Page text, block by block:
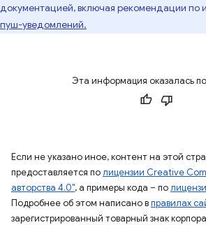
документацией, включая рекомендации по
пуш-уведомлений.
Эта информация оказалась
Если не указано иное, контент на этой
предоставляется полицензии Creative
авторства 4.0", а примеры кода – по
Подробнее об этом написано вправилах
зарегистрированный товарный знак